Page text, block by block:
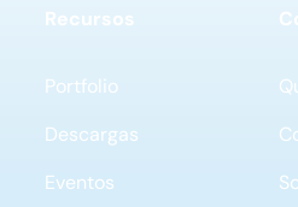
Recursos
Portfolio
Descargas
Eventos